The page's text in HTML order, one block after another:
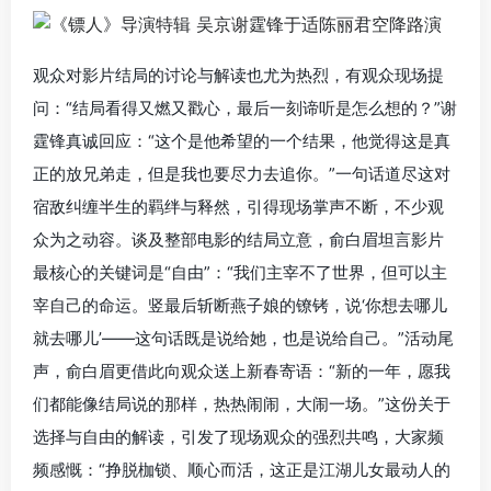
观众对影片结局的讨论与解读也尤为热烈，有观众现场提
问：“结局看得又燃又戳心，最后一刻谛听是怎么想的？”谢
霆锋真诚回应：“这个是他希望的一个结果，他觉得这是真
正的放兄弟走，但是我也要尽力去追你。”一句话道尽这对
宿敌纠缠半生的羁绊与释然，引得现场掌声不断，不少观
众为之动容。谈及整部电影的结局立意，俞白眉坦言影片
最核心的关键词是“自由”：“我们主宰不了世界，但可以主
宰自己的命运。竖最后斩断燕子娘的镣铐，说‘你想去哪儿
就去哪儿’——这句话既是说给她，也是说给自己。”活动尾
声，俞白眉更借此向观众送上新春寄语：“新的一年，愿我
们都能像结局说的那样，热热闹闹，大闹一场。”这份关于
选择与自由的解读，引发了现场观众的强烈共鸣，大家频
频感慨：“挣脱枷锁、顺心而活，这正是江湖儿女最动人的